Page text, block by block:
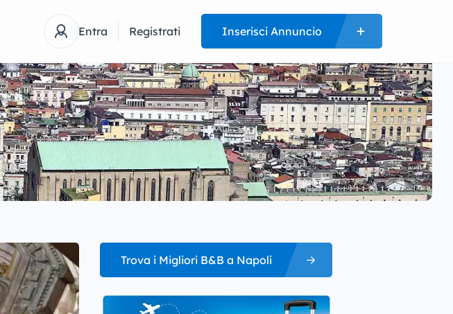
Entra Registrati Inserisci Annuncio
Trova i Migliori B&B a Napoli